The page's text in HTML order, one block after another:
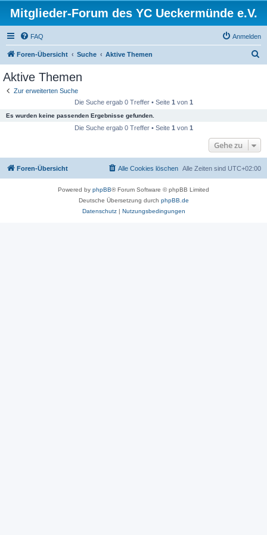
Mitglieder-Forum des YC Ueckermünde e.V.
FAQ Anmelden
Foren-Übersicht Suche Aktive Themen
Aktive Themen
Zur erweiterten Suche
Die Suche ergab 0 Treffer • Seite 1 von 1
Es wurden keine passenden Ergebnisse gefunden.
Die Suche ergab 0 Treffer • Seite 1 von 1
Gehe zu
Foren-Übersicht Alle Zeiten sind UTC+02:00
Alle Cookies löschen
Powered by phpBB® Forum Software © phpBB Limited
Deutsche Übersetzung durch phpBB.de
Datenschutz| Nutzungsbedingungen